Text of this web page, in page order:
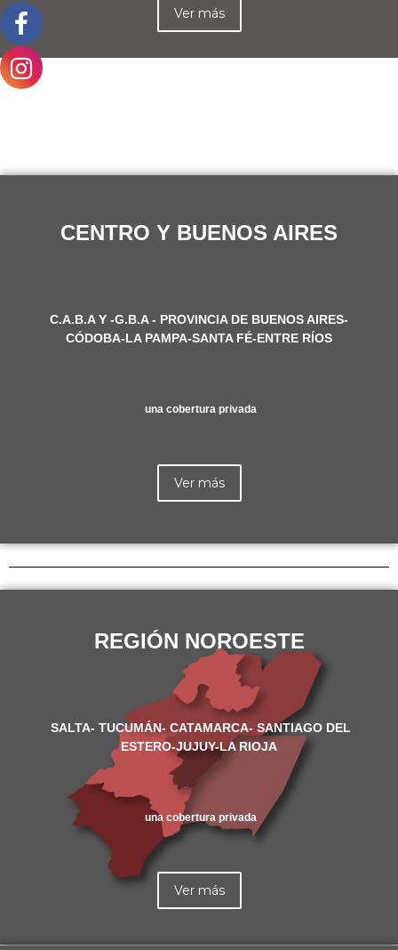
Ver más
CENTRO Y BUENOS AIRES
C.A.B.A Y -G.B.A - PROVINCIA DE BUENOS AIRES-
CÓDOBA-LA PAMPA-SANTA FÉ-ENTRE RÍOS
una cobertura privada
Ver más
REGIÓN NOROESTE
SALTA- TUCUMÁN- CATAMARCA- SANTIAGO DEL
ESTERO-JUJUY-LA RIOJA
una cobertura privada
Ver más